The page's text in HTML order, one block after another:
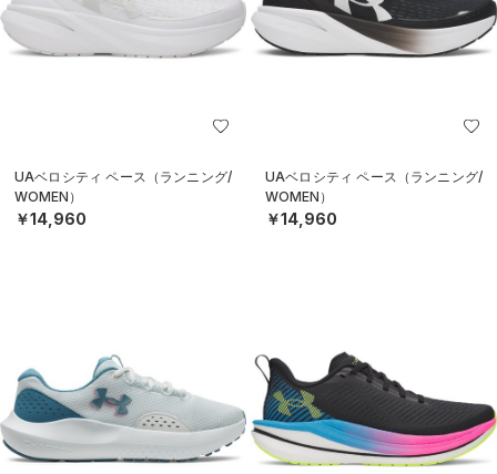
UAベロシティ ペース（ランニング/
WOMEN）
￥14,960
UAベロシティ ペース（ランニング/
WOMEN）
￥14,960